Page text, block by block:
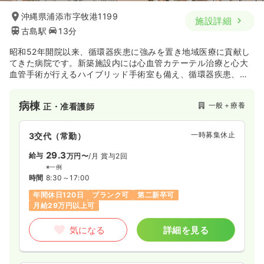
沖縄県浦添市字牧港1199
古島駅
13分
施設詳細
昭和52年開院以来、循環器疾患に強みを置き地域医療に貢献し
てきた病院です。新築施設内には心血管カテーテル治療と心大
血管手術が行えるハイブリッド手術室も備え、循環器疾患、末
期待される病院です。
病棟正・准看護師 一般＋療養
3交代（常勤） 一時募集休止
給与 29.3万円〜/月 賞与2回
※一例
時間 8:30～17:00
年間休日120日
ブランク可
第二新卒可
月給29万円以上可
気になる 詳細を見る